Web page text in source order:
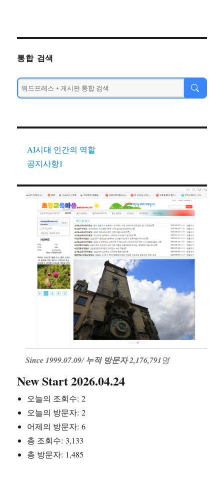
통합 검색
AI시대 인간의 역할
공지사항1
Since 1999.07.09/누적 방문자 2,176,791명
New Start 2026.04.24
오늘의 조회수:2
오늘의 방문자:2
어제의 방문자:6
총 조회수: 3,133
총 방문자: 1,485